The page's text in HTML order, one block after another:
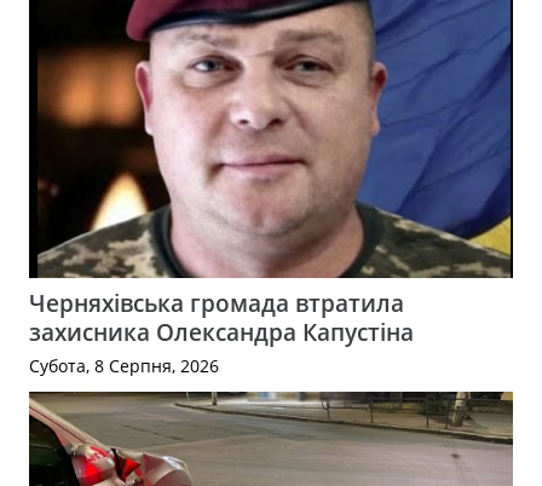
Черняхівська громада втратила
захисника Олександра Капустіна
Субота, 8 Серпня, 2026